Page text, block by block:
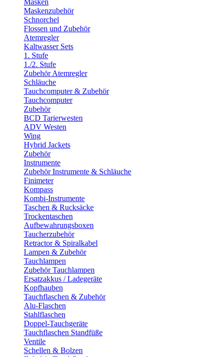
Masken
Maskenzubehör
Schnorchel
Flossen und Zubehör
Atemregler
Kaltwasser Sets
1. Stufe
1./2. Stufe
Zubehör Atemregler
Schläuche
Tauchcomputer & Zubehör
Tauchcomputer
Zubehör
BCD Tarierwesten
ADV Westen
Wing
Hybrid Jackets
Zubehör
Instrumente
Zubehör Instrumente & Schläuche
Finimeter
Kompass
Kombi-Instrumente
Taschen & Rucksäcke
Trockentaschen
Aufbewahrungsboxen
Taucherzubehör
Retractor & Spiralkabel
Lampen & Zubehör
Tauchlampen
Zubehör Tauchlampen
Ersatzakkus / Ladegeräte
Kopfhauben
Tauchflaschen & Zubehör
Alu-Flaschen
Stahlflaschen
Doppel-Tauchgeräte
Tauchflaschen Standfüße
Ventile
Schellen & Bolzen